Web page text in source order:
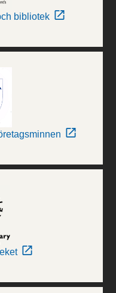
bibliotek